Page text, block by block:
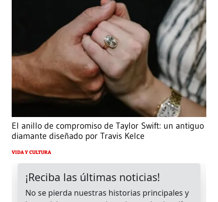
El anillo de compromiso de Taylor Swift: un antiguo
diamante diseñado por Travis Kelce
VIDA Y CULTURA